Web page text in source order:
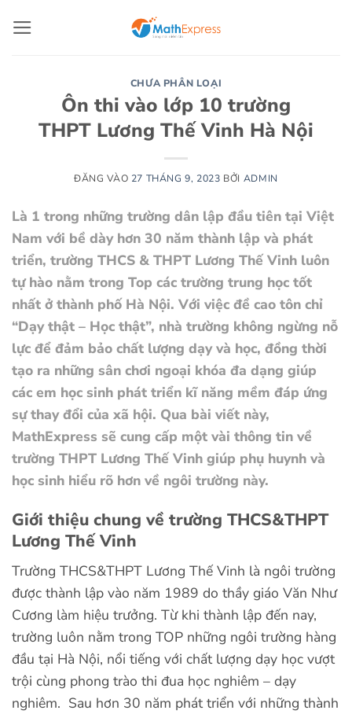
qua
CHƯA PHÂN LOẠI
Ôn thi vào lớp 10 trường
THPT Lương Thế Vinh Hà Nội
ĐĂNG VÀO 27 THÁNG 9, 2023 BỞI ADMIN
Là 1 trong những trường dân lập đầu tiên tại Việt
Nam với bề dày hơn 30 năm thành lập và phát
triển, trường THCS & THPT Lương Thế Vinh luôn
tự hào nằm trong Top các trường trung học tốt
nhất ở thành phố Hà Nội. Với việc đề cao tôn chỉ
“Dạy thật – Học thật”, nhà trường không ngừng nỗ
lực để đảm bảo chất lượng dạy và học, đồng thời
tạo ra những sân chơi ngoại khóa đa dạng giúp
các em học sinh phát triển kĩ năng mềm đáp ứng
sự thay đổi của xã hội. Qua bài viết này,
MathExpress sẽ cung cấp một vài thông tin về
trường THPT Lương Thế Vinh giúp phụ huynh và
học sinh hiểu rõ hơn về ngôi trường này.
Giới thiệu chung về trường THCS&THPT
Lương Thế Vinh
Trường THCS&THPT Lương Thế Vinh là ngôi trường
được thành lập vào năm 1989 do thầy giáo Văn Như
Cương làm hiệu trưởng. Từ khi thành lập đến nay,
trường luôn nằm trong TOP những ngôi trường hàng
đầu tại Hà Nội, nổi tiếng với chất lượng dạy học vượt
trội cùng phong trào thi đua học nghiêm – dạy
nghiêm. Sau hơn 30 năm phát triển với những thành